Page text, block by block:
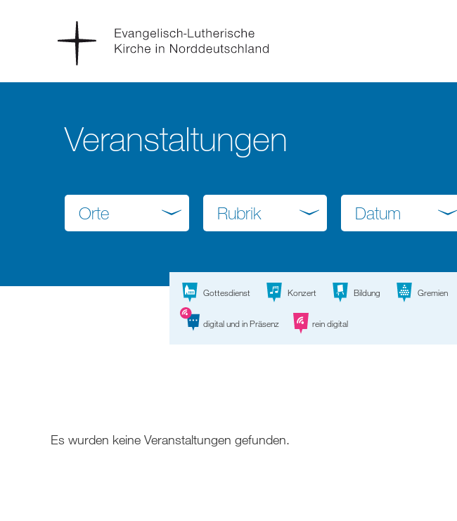
Veranstaltungen
Orte Rubrik Datum
Gottesdienst Konzert Bildung Gremien
digital und in Präsenz rein digital
Es wurden keine Veranstaltungen gefunden.